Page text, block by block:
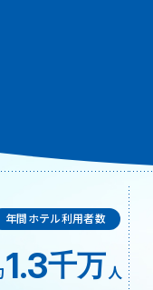
年間ホテル利用者数
1.3千万人